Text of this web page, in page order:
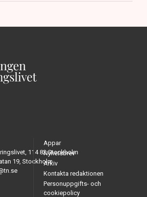
114 82 Stockholm
19, Stockholm
Appar
Nyhetsbrev
Arkiv
Kontakta redaktionen
Personuppgifts- och
cookiepolicy